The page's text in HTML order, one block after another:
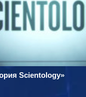
Scientology»